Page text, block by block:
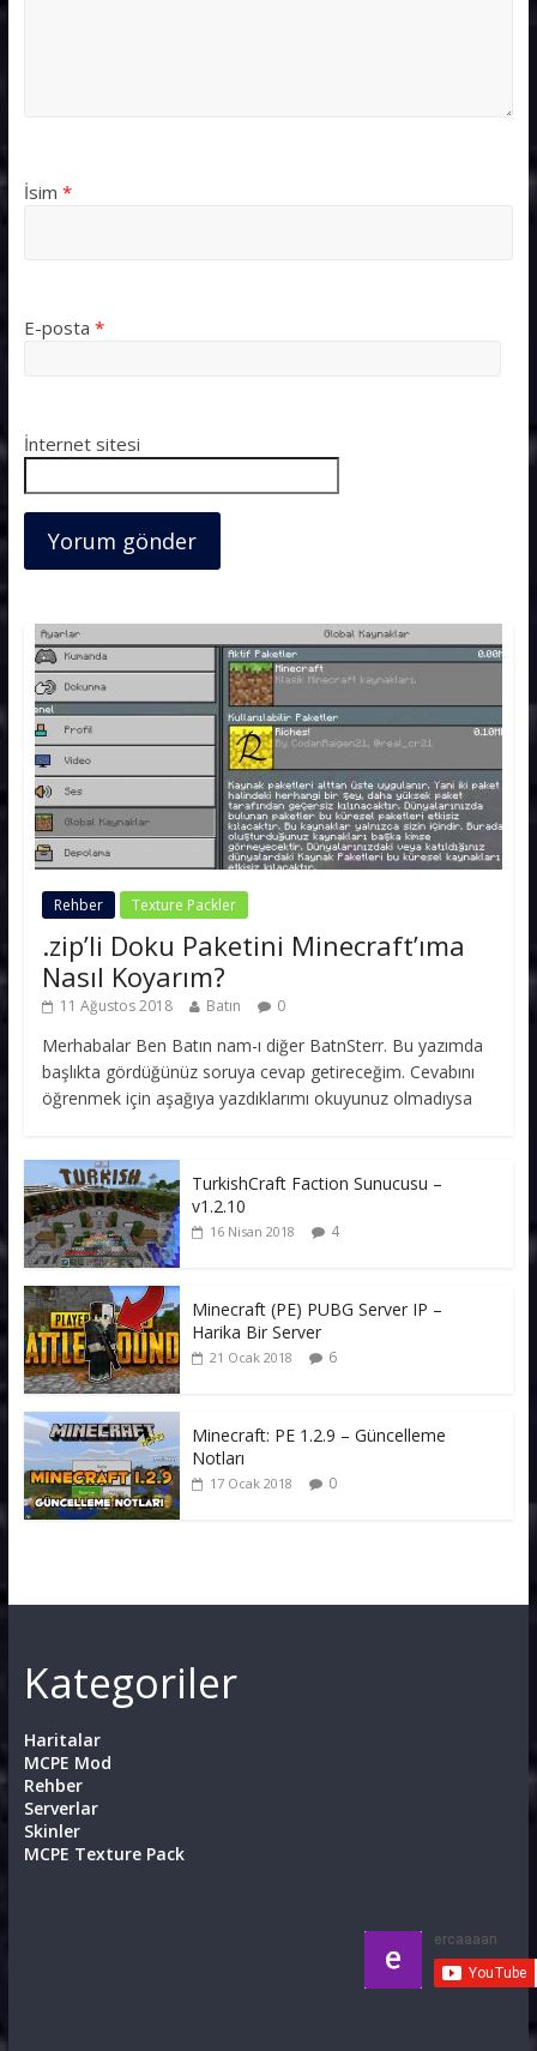
İsim *
E-posta *
İnternet sitesi
Rehber Texture Packler
.zip’li Doku Paketini Minecraft’ıma
Nasıl Koyarım?
11 Ağustos 2018 Batın 0
Merhabalar Ben Batın nam-ı diğer BatnSterr. Bu yazımda
başlıkta gördüğünüz soruya cevap getireceğim. Cevabını
öğrenmek için aşağıya yazdıklarımı okuyunuz olmadıysa
TurkishCraft Faction Sunucusu –
v1.2.10
16 Nisan 2018 4
Minecraft (PE) PUBG Server IP –
Harika Bir Server
21 Ocak 2018 6
Minecraft: PE 1.2.9 – Güncelleme
Notları
17 Ocak 2018 0
Kategoriler
Haritalar
MCPE Mod
Rehber
Serverlar
Skinler
MCPE Texture Pack